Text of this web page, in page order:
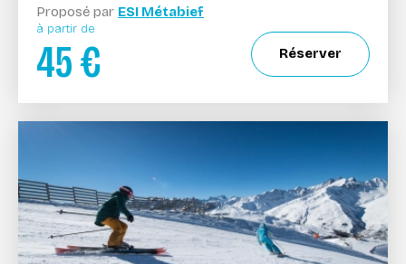
Proposé par ESI Métabief
à partir de
45€ Réserver